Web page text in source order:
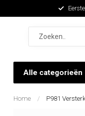
Alle categorieën
Home / P981